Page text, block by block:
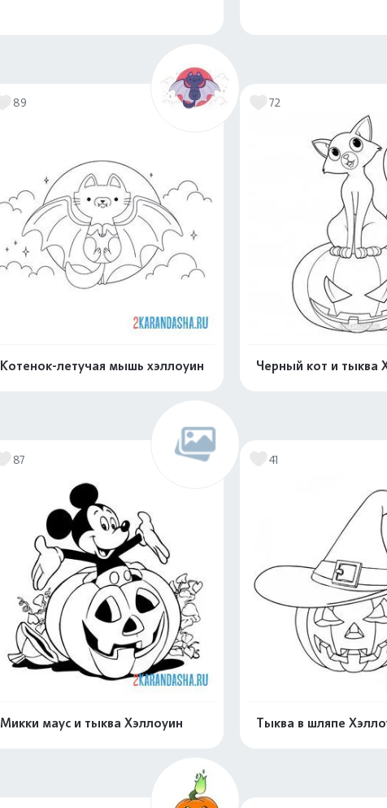
89
Котенок-летучая мышь хэллоуин
72
Черный кот и тыква
87
Микки маус и тыква Хэллоуин
41
Тыква в шляпе